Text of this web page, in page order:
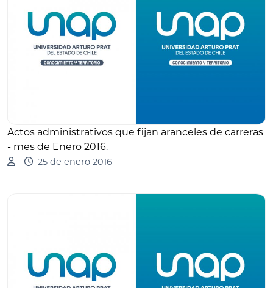
Actos administrativos que fijan aranceles de carreras
- mes de Enero 2016.
25 de enero 2016